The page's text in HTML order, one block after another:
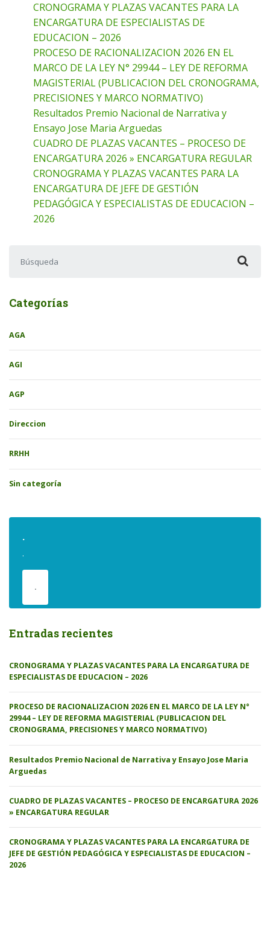
CRONOGRAMA Y PLAZAS VACANTES PARA LA
ENCARGATURA DE ESPECIALISTAS DE
EDUCACION – 2026
PROCESO DE RACIONALIZACION 2026 EN EL
MARCO DE LA LEY N° 29944 – LEY DE REFORMA
MAGISTERIAL (PUBLICACION DEL CRONOGRAMA,
PRECISIONES Y MARCO NORMATIVO)
Resultados Premio Nacional de Narrativa y
Ensayo Jose Maria Arguedas
CUADRO DE PLAZAS VACANTES – PROCESO DE
ENCARGATURA 2026 » ENCARGATURA REGULAR
CRONOGRAMA Y PLAZAS VACANTES PARA LA
ENCARGATURA DE JEFE DE GESTIÓN
PEDAGÓGICA Y ESPECIALISTAS DE EDUCACION –
2026
Categorías
AGA
AGI
AGP
Direccion
RRHH
Sin categoría
.
.
.
Entradas recientes
CRONOGRAMA Y PLAZAS VACANTES PARA LA ENCARGATURA DE
ESPECIALISTAS DE EDUCACION – 2026
PROCESO DE RACIONALIZACION 2026 EN EL MARCO DE LA LEY N°
29944 – LEY DE REFORMA MAGISTERIAL (PUBLICACION DEL
CRONOGRAMA, PRECISIONES Y MARCO NORMATIVO)
Resultados Premio Nacional de Narrativa y Ensayo Jose Maria
Arguedas
CUADRO DE PLAZAS VACANTES – PROCESO DE ENCARGATURA 2026
» ENCARGATURA REGULAR
CRONOGRAMA Y PLAZAS VACANTES PARA LA ENCARGATURA DE
JEFE DE GESTIÓN PEDAGÓGICA Y ESPECIALISTAS DE EDUCACION –
2026